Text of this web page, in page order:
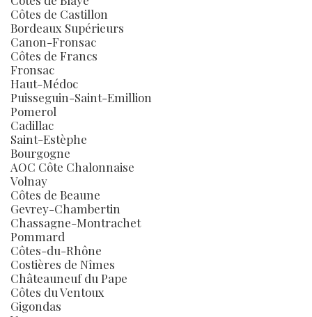
Côtes de Castillon
Bordeaux Supérieurs
Canon-Fronsac
Côtes de Francs
Fronsac
Haut-Médoc
Puisseguin-Saint-Emillion
Pomerol
Cadillac
Saint-Estèphe
Bourgogne
AOC Côte Chalonnaise
Volnay
Côtes de Beaune
Gevrey-Chambertin
Chassagne-Montrachet
Pommard
Côtes-du-Rhône
Costières de Nîmes
Châteauneuf du Pape
Côtes du Ventoux
Gigondas